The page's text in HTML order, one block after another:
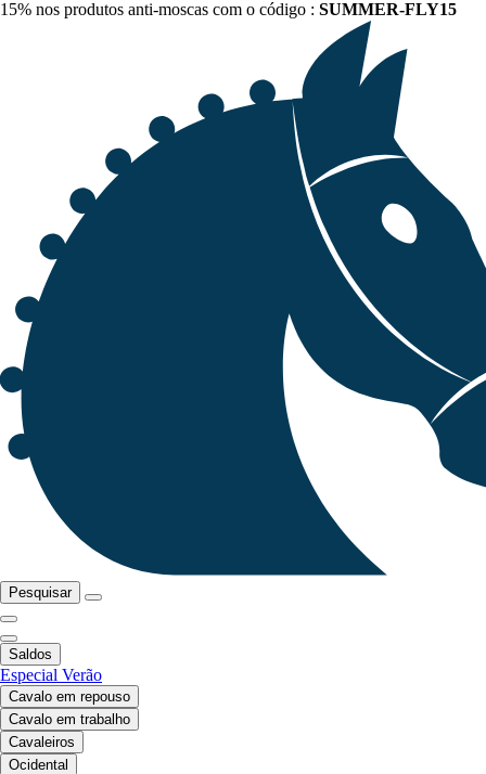
15% nos produtos anti-moscas com o código : SUMMER-FLY15
Pesquisar
Saldos
Especial Verão
Cavalo em repouso
Cavalo em trabalho
Cavaleiros
Ocidental